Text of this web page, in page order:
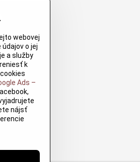
webovej
o jej
a služby
k
Ads –
nájsť